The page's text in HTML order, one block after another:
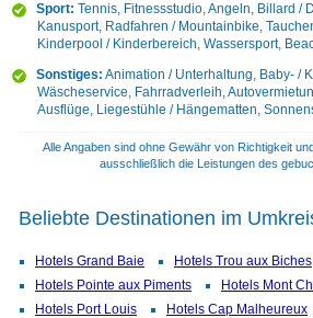
Sport: Tennis, Fitnessstudio, Angeln, Billard /
Kanusport, Radfahren / Mountainbike,
Kinderpool / Kinderbereich, Wassersport,
Sonstiges: Animation / Unterhaltung, Baby- /
Wäscheservice, Fahrradverleih,
Ausflüge, Liegestühle / Hängematten,
Alle Angaben sind ohne Gewähr von Richtigkeit
ausschließlich die Leistungen des
Beliebte Destinationen im
Hotels Grand Baie Hotels Trou aux Biches
Hotels Pointe aux Piments
Hotels Mont
Hotels Port Louis
Hotels Cap Malheureux